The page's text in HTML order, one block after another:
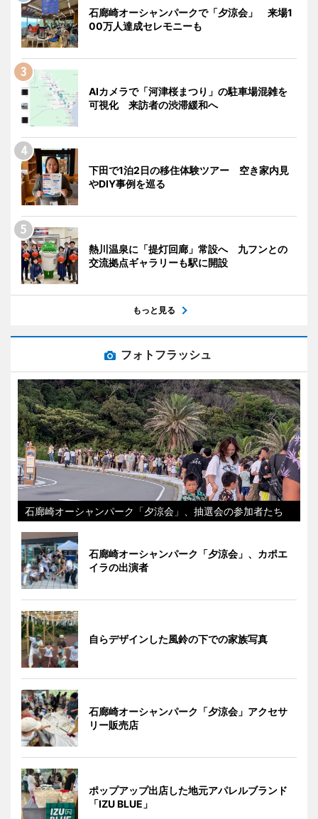
石廊崎オーシャンパークで「夕涼会」 来場1
00万人達成セレモニーも
AIカメラで「河津桜まつり」の駐車場混雑を
可視化 来訪者の渋滞緩和へ
下田で1泊2日の移住体験ツアー 空き家内見
やDIY事例を巡る
熱川温泉に「提灯回廊」常設へ 九フンとの
交流拠点ギャラリーも駅に開設
もっと見る
フォトフラッシュ
石廊崎オーシャンパーク「夕涼会」、抽選会の参加者たち
石廊崎オーシャンパーク「夕涼会」、カポエ
イラの出演者
自らデザインした風鈴の下での家族写真
石廊崎オーシャンパーク「夕涼会」アクセサ
リー販売店
ポップアップ出店した地元アパレルブランド
「IZU BLUE」